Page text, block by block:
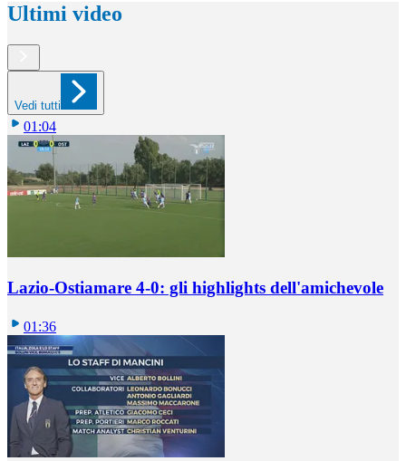
Ultimi video
Vedi tutti
01:04
Lazio-Ostiamare 4-0: gli highlights dell'amichevole
01:36